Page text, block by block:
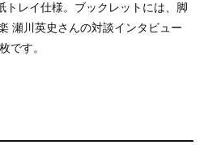
レイ仕様。ブックレットには、 脚
瀬川英史さんの対談インタビュー
です。